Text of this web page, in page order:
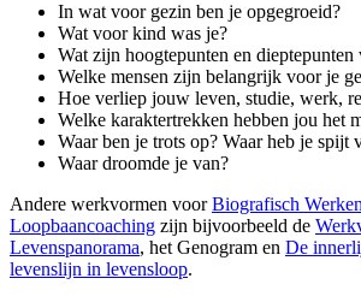
In wat voor gezin ben je opgegroeid?
Wat voor kind was je?
Wat zijn hoogtepunten en dieptepunten
Welke mensen zijn belangrijk voor je
Hoe verliep jouw leven, studie, werk,
Welke karaktertrekken hebben jou het
Waar ben je trots op? Waar heb je spijt
Waar droomde je van?
Andere werkvormen voorBiografisch
Loopbaancoaching zijn bijvoorbeeld de
Levenspanorama, het Genogram en De
levenslijn in levensloop.